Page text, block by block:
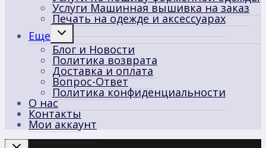
Услуги Машинная вышивка на заказ
Печать на одежде и аксессуарах
Еще
Переключить
дочернее
меню
Блог и Новости
Политика возврата
Доставка и оплата
Вопрос-Ответ
Политика конфиденциальности
О нас
Контакты
Мои аккаунт